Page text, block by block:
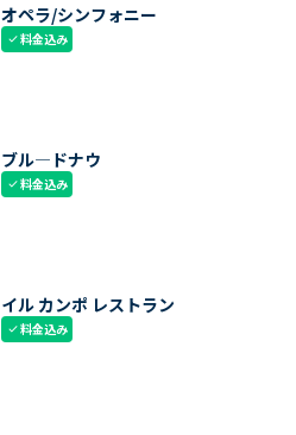
オペラ/シンフォニー
check料金込み
ブル―ドナウ
check料金込み
イル カンポ レストラン
check料金込み